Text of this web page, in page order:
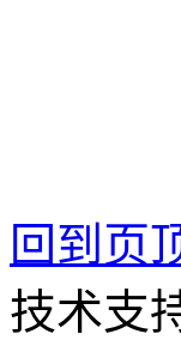
回到页
技术支